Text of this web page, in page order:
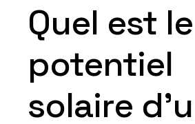
Quel est le
potentiel
solaire